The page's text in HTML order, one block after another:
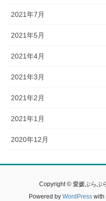
2021年7月
2021年5月
2021年4月
2021年3月
2021年2月
2021年1月
2020年12月
Copyright © 愛媛ぶらぶ
Powered by WordPresswith